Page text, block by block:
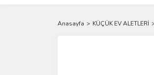
Anasayfa KÜÇÜK EV ALETLERİ